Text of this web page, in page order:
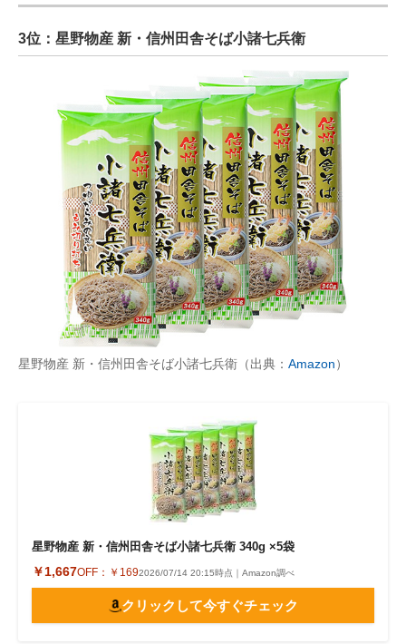
3位：星野物産 新・信州田舎そば小諸七兵衛
星野物産 新・信州田舎そば小諸七兵衛（出典： Amazon）
星野物産 新・信州田舎そば小諸七兵衛 340g ×5袋
￥1,667OFF： ￥1692026/07/14 20:15時点｜Amazon調べ
クリックして今すぐチェック